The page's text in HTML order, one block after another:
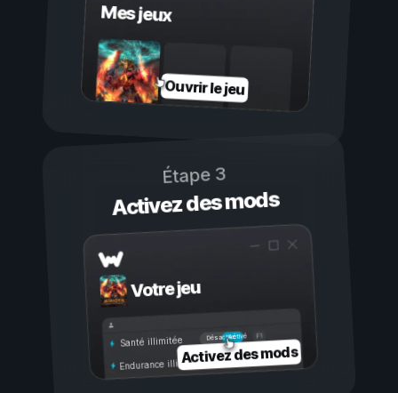
Mes jeux
Ouvrir le jeu
Étape 3
Activez des mods
Votre jeu
Activé
Désactivé
Santé illimitée
Endurance illimitéeActivez des mods